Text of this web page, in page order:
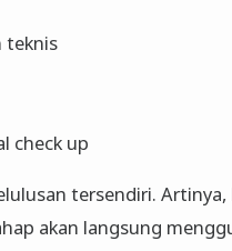
teknis
check up
tersendiri.
akan langsung